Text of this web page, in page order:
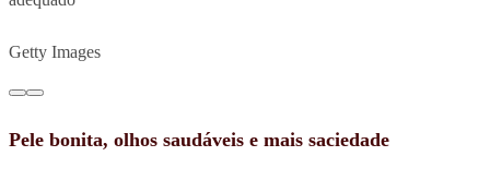
Getty Images
Pele bonita, olhos saudáveis e mais saciedade